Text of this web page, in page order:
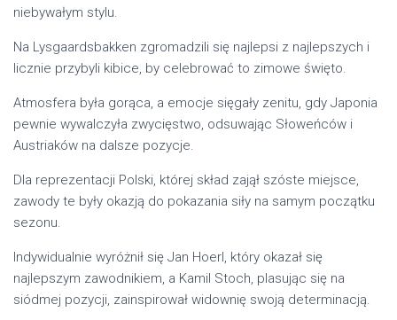
niebywałym stylu.
Na Lysgaardsbakken zgromadzili się najlepsi z najlepszych i
licznie przybyli kibice, by celebrować to zimowe święto.
Atmosfera była gorąca, a emocje sięgały zenitu, gdy Japonia
pewnie wywalczyła zwycięstwo, odsuwając Słoweńców i
Austriaków na dalsze pozycje.
Dla reprezentacji Polski, której skład zajął szóste miejsce,
zawody te były okazją do pokazania siły na samym początku
sezonu.
Indywidualnie wyróżnił się Jan Hoerl, który okazał się
najlepszym zawodnikiem, a Kamil Stoch, plasując się na
siódmej pozycji, zainspirował widownię swoją determinacją.